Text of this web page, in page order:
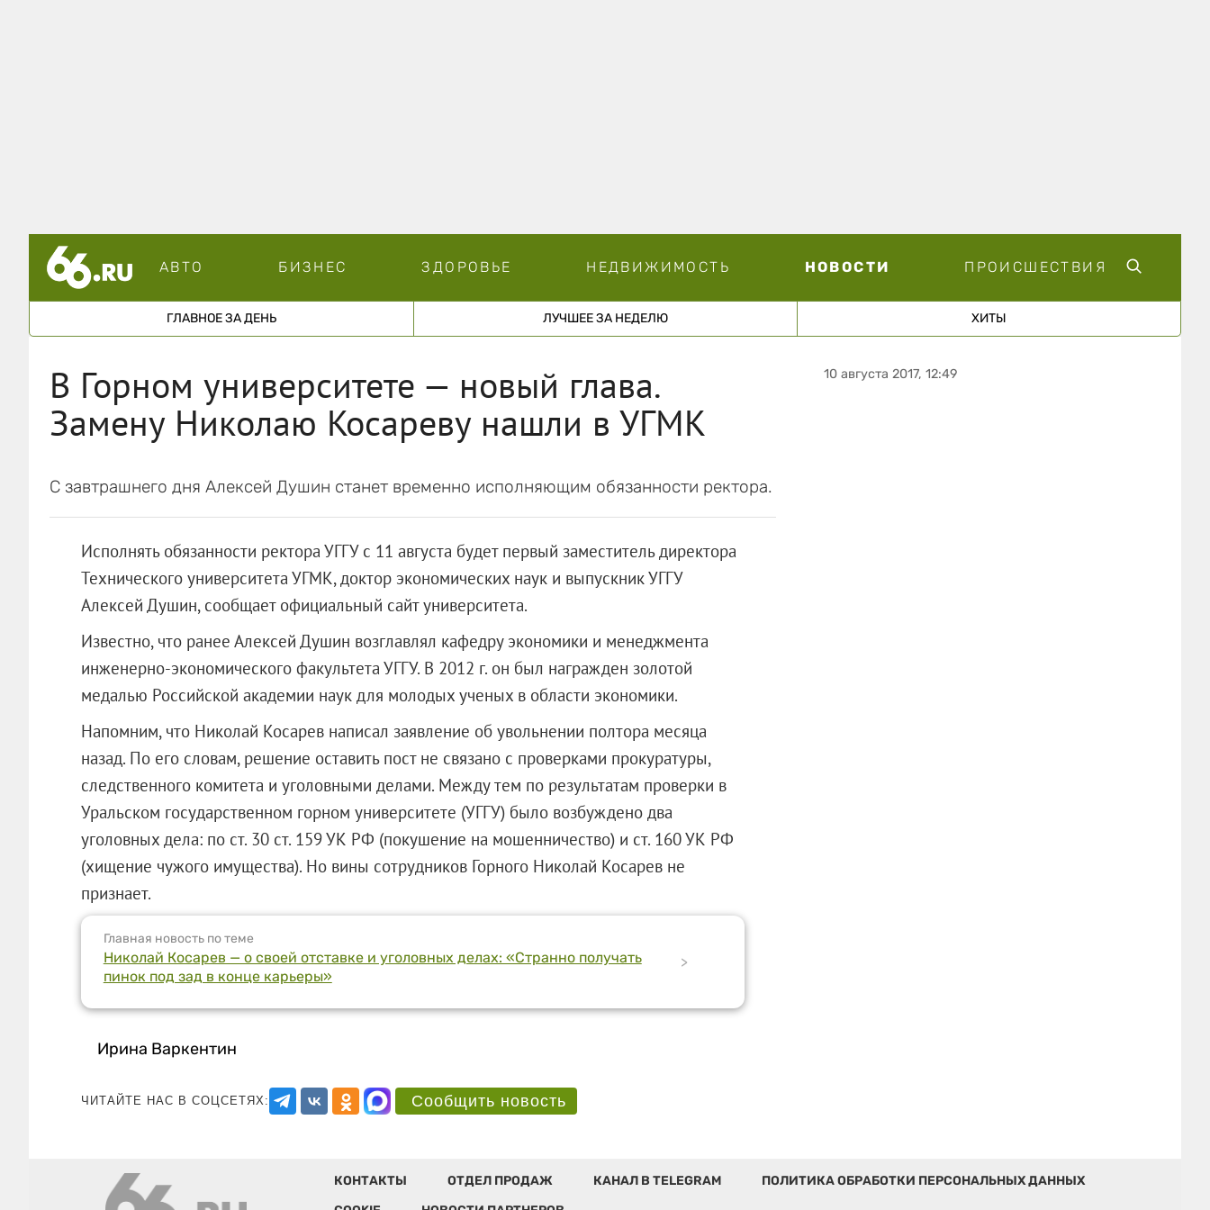
АВТО БИЗНЕС ЗДОРОВЬЕ НЕДВИЖИМОСТЬ НОВОСТИ ПРОИСШЕСТВИЯ
ГЛАВНОЕ ЗА ДЕНЬ ЛУЧШЕЕ ЗА НЕДЕЛЮ ХИТЫ
В Горном университете — новый глава.
Замену Николаю Косареву нашли в УГМК
С завтрашнего дня Алексей Душин станет временно исполняющим обязанности ректора.
Исполнять обязанности ректора УГГУ с 11 августа будет первый заместитель директора
Технического университета УГМК, доктор экономических наук и выпускник УГГУ
Алексей Душин, сообщает официальный сайт университета.
Известно, что ранее Алексей Душин возглавлял кафедру экономики и менеджмента
инженерно-экономического факультета УГГУ. В 2012 г. он был награжден золотой
медалью Российской академии наук для молодых ученых в области экономики.
Напомним, что Николай Косарев написал заявление об увольнении полтора месяца
назад. По его словам, решение оставить пост не связано с проверками прокуратуры,
следственного комитета и уголовными делами. Между тем по результатам проверки в
Уральском государственном горном университете (УГГУ) было возбуждено два
уголовных дела: по ст. 30 ст. 159 УК РФ (покушение на мошенничество) и ст. 160 УК РФ
(хищение чужого имущества). Но вины сотрудников Горного Николай Косарев не
признает.
Главная новость по теме
Николай Косарев — о своей отставке и уголовных делах: «Странно получать
пинок под зад в конце карьеры»
>
Ирина Варкентин
ЧИТАЙТЕ НАС В СОЦСЕТЯХ: Сообщить новость
10 августа 2017, 12:49
КОНТАКТЫ ОТДЕЛ ПРОДАЖ КАНАЛ В TELEGRAM
ПОЛИТИКА ОБРАБОТКИ ПЕРСОНАЛЬНЫХ ДАННЫХ